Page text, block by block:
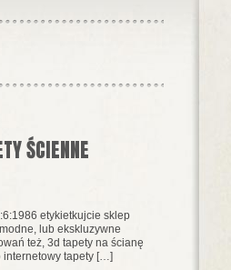
ŚCIENNE
etykietkujcie sklep
lub ekskluzywne
też, 3d tapety na ścianę
internetowy tapety […]